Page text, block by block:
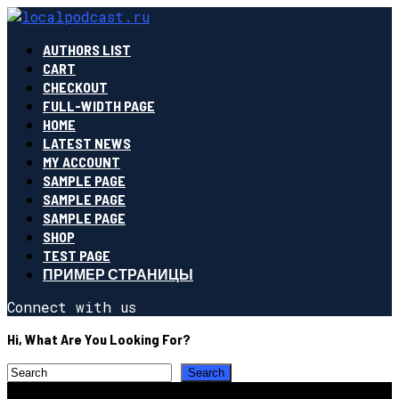
AUTHORS LIST
CART
CHECKOUT
FULL-WIDTH PAGE
HOME
LATEST NEWS
MY ACCOUNT
SAMPLE PAGE
SAMPLE PAGE
SAMPLE PAGE
SHOP
TEST PAGE
ПРИМЕР СТРАНИЦЫ
Connect with us
Hi, What Are You Looking For?